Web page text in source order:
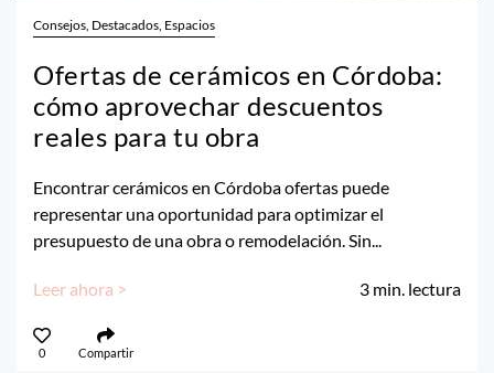
Consejos, Destacados, Espacios
Ofertas de cerámicos en Córdoba:
cómo aprovechar descuentos
reales para tu obra
Encontrar cerámicos en Córdoba ofertas puede
representar una oportunidad para optimizar el
presupuesto de una obra o remodelación. Sin...
Leer ahora > 3 min. lectura
0 Compartir